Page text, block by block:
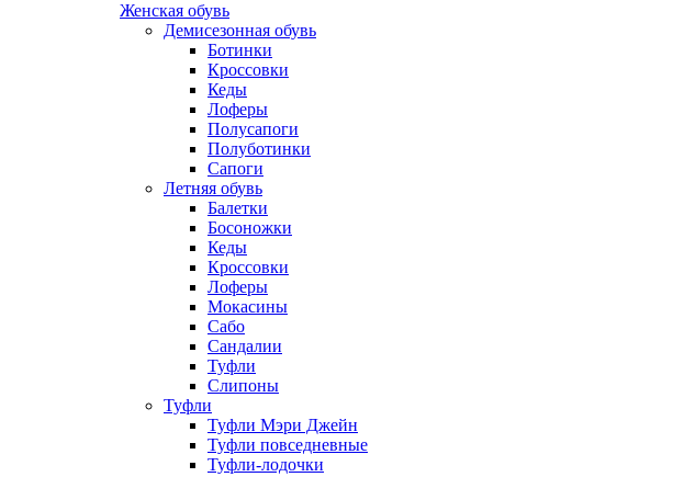
Женская обувь
Демисезонная обувь
Ботинки
Кроссовки
Кеды
Лоферы
Полусапоги
Полуботинки
Сапоги
Летняя обувь
Балетки
Босоножки
Кеды
Кроссовки
Лоферы
Мокасины
Сабо
Сандалии
Туфли
Слипоны
Туфли
Туфли Мэри Джейн
Туфли повседневные
Туфли-лодочки